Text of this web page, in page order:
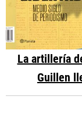
La artillería
Guillen